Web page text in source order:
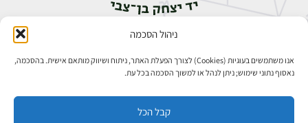
ניהול הסכמה
אנו משתמשים בעוגיות (Cookies) לצורך הפעלת האתר, ניתוח ושיווק מותאם אישית. בהסכמה,
נאסוף נתוני שימוש; ניתן לנהל או למשוך הסכמה בכל עת.
קבל הכל
אבן גבירול 14, רחביה, ירושלים